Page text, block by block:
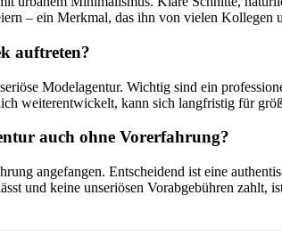
– ein Merkmal, das ihn von vielen Kollegen
auftreten?
Modelagentur. Wichtig sind ein
weiterentwickelt, kann sich langfristig für
auch ohne Vorerfahrung?
angefangen. Entscheidend ist eine
und keine unseriösen Vorabgebühren zahlt,